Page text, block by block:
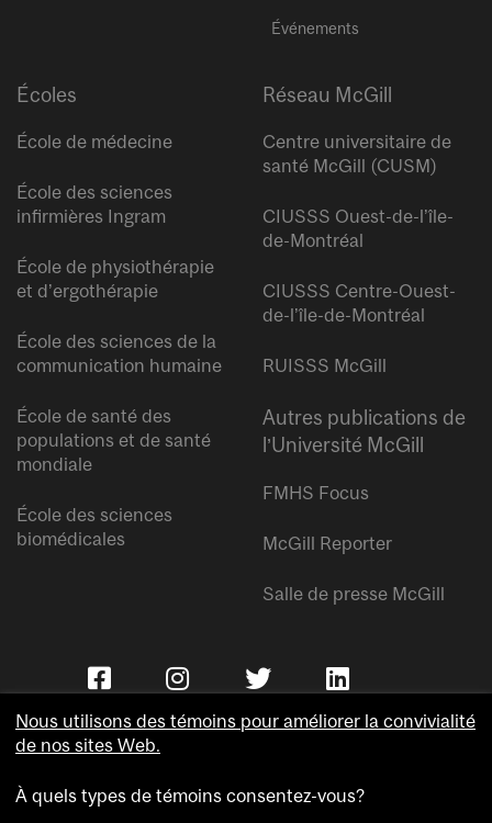
Événements
Écoles
École de médecine
École des sciences
infirmières Ingram
École de physiothérapie
et d’ergothérapie
École des sciences de la
communication humaine
École de santé des
populations et de santé
mondiale
École des sciences
biomédicales
Réseau McGill
Centre universitaire de
santé McGill (CUSM)
CIUSSS Ouest-de-l’île-
de-Montréal
CIUSSS Centre-Ouest-
de-l’île-de-Montréal
RUISSS McGill
Autres publications de
l’Université McGill
FMHS Focus
McGill Reporter
Salle de presse McGill
Nous utilisons des témoins pour améliorer la convivialité
de nos sites Web.
À quels types de témoins consentez-vous?